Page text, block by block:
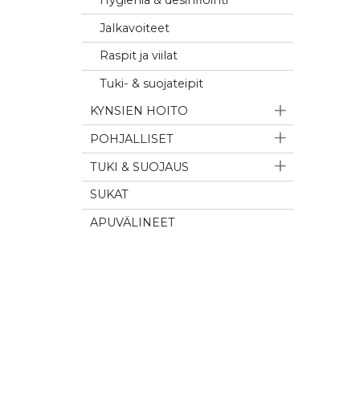
Jalkavoiteet
Raspit ja viilat
Tuki- & suojateipit
KYNSIEN HOITO
POHJALLISET
TUKI & SUOJAUS
SUKAT
APUVÄLINEET